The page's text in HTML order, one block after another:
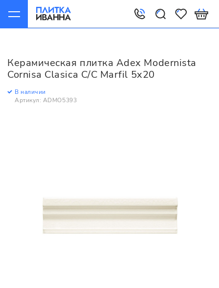
Керамическая плитка Adex Modernista
Cornisa Clasica C/C Marfil 5x20
В наличии
Артикул: ADMO5393